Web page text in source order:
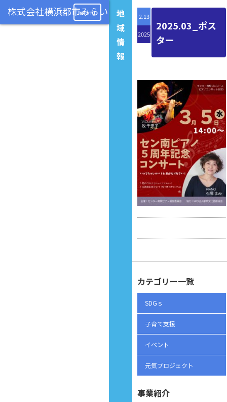
menu
地
域
情
報
2.13
2025
2025.03_ポス
ター
カテゴリー一覧
SDGｓ
子育て支援
イベント
元気プロジェクト
事業紹介